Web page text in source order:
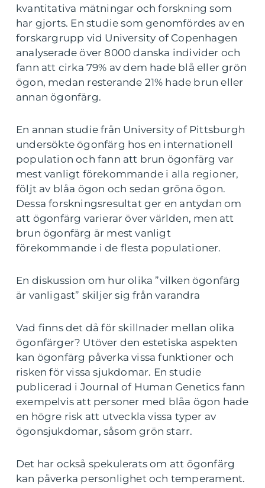
kvantitativa mätningar och forskning som
har gjorts. En studie som genomfördes av en
forskargrupp vid University of Copenhagen
analyserade över 8000 danska individer och
fann att cirka 79% av dem hade blå eller grön
ögon, medan resterande 21% hade brun eller
annan ögonfärg.
En annan studie från University of Pittsburgh
undersökte ögonfärg hos en internationell
population och fann att brun ögonfärg var
mest vanligt förekommande i alla regioner,
följt av blåa ögon och sedan gröna ögon.
Dessa forskningsresultat ger en antydan om
att ögonfärg varierar över världen, men att
brun ögonfärg är mest vanligt
förekommande i de flesta populationer.
En diskussion om hur olika ”vilken ögonfärg
är vanligast” skiljer sig från varandra
Vad finns det då för skillnader mellan olika
ögonfärger? Utöver den estetiska aspekten
kan ögonfärg påverka vissa funktioner och
risken för vissa sjukdomar. En studie
publicerad i Journal of Human Genetics fann
exempelvis att personer med blåa ögon hade
en högre risk att utveckla vissa typer av
ögonsjukdomar, såsom grön starr.
Det har också spekulerats om att ögonfärg
kan påverka personlighet och temperament.